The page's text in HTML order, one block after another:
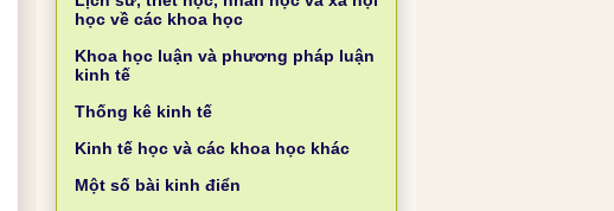
học về các khoa học
Khoa học luận và phương pháp luận
kinh tế
Thống kê kinh tế
Kinh tế học và các khoa học khác
Một số bài kinh điển